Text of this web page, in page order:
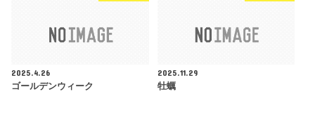
2025.4.26
ゴールデンウィーク
2025.11.29
牡蠣